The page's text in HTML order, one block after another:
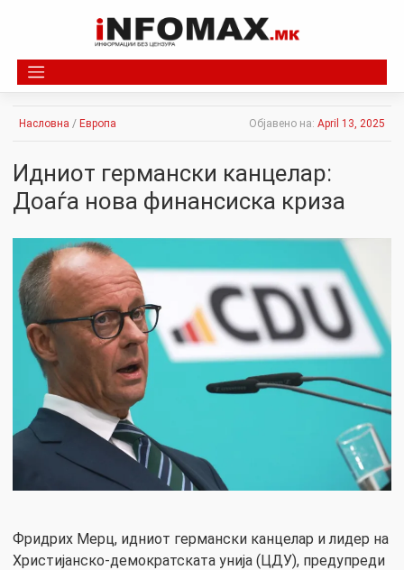
Насловна / Европа Објавено на: April 13, 2025
Идниот германски канцелар:
Доаѓа нова финансиска криза
Фридрих Мерц, идниот германски канцелар и лидер на
Христијанско-демократската унија (ЦДУ), предупреди